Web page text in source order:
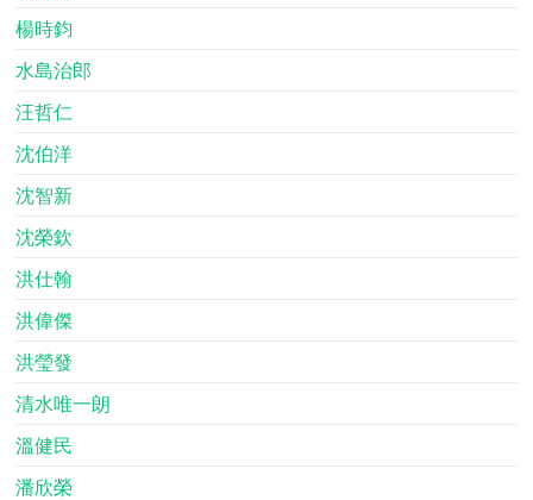
楊時鈞
水島治郎
汪哲仁
沈伯洋
沈智新
沈榮欽
洪仕翰
洪偉傑
洪瑩發
清水唯一朗
溫健民
潘欣榮